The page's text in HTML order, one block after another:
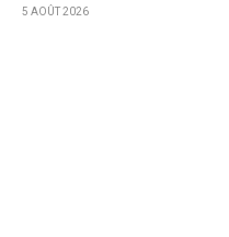
5 AOÛT 2026